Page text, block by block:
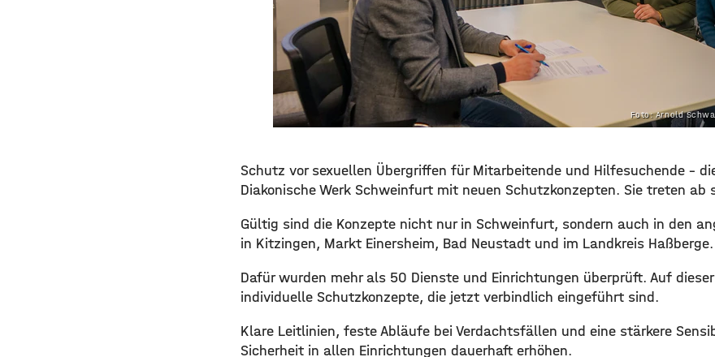
Foto: Arnold
Schutz vor sexuellen Übergriffen für Mitarbeitende und Hilfesuchende –
Diakonische Werk Schweinfurt mit neuen Schutzkonzepten. Sie treten ab
Gültig sind die Konzepte nicht nur in Schweinfurt, sondern auch in den
in Kitzingen, Markt Einersheim, Bad Neustadt und im Landkreis Haßberge.
Dafür wurden mehr als 50 Dienste und Einrichtungen überprüft. Auf
individuelle Schutzkonzepte, die jetzt verbindlich eingeführt sind.
Klare Leitlinien, feste Abläufe bei Verdachtsfällen und eine stärkere
Sicherheit in allen Einrichtungen dauerhaft erhöhen.